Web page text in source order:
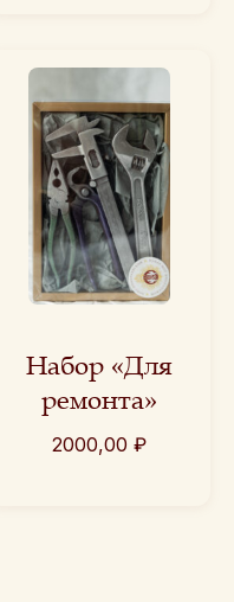
Набор «Для
ремонта»
2000,00 ₽